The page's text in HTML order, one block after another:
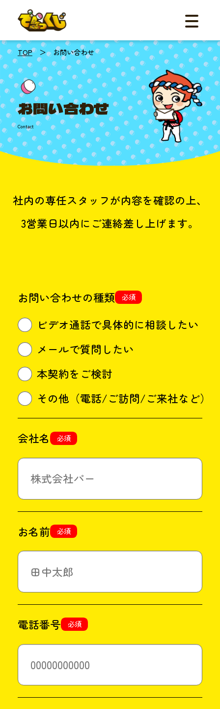
メニュー
ご利用の流
機能
事例紹介
料金
体験デモ
FAQ
お知らせ
資料
お
平日
〜
TOP＞ お問い合わせ
お問い合わせ
Contact
社内の専任スタッフが内容を確認の上、
3営業日以内にご連絡差し上げます。
お問い合わせの種類 必須
ビデオ通話で具体的に相談したい
メールで質問したい
本契約をご検討
その他（電話/ご訪問/ご来社など）
会社名 必須
お名前 必須
電話番号 必須